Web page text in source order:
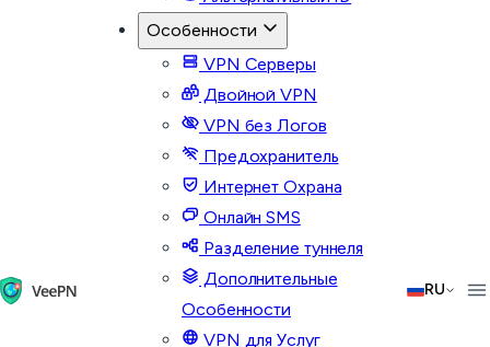
Особенности
VPN Серверы
Двойной VPN
VPN без Логов
Предохранитель
Интернет Охрана
Онлайн SMS
Разделение туннеля
Дополнительные
Особенности
VPN для Услуг
RU